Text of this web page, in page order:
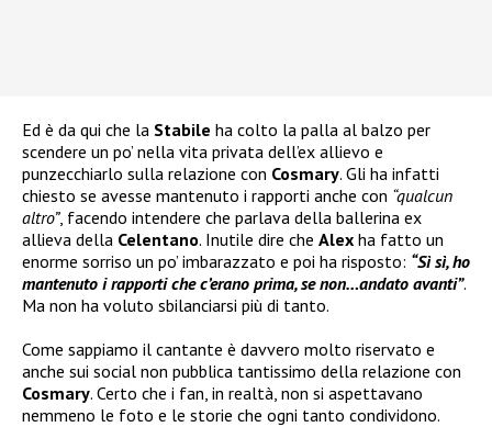
Ed è da qui che la Stabile ha colto la palla al balzo per
scendere un po’ nella vita privata dell’ex allievo e
punzecchiarlo sulla relazione con Cosmary. Gli ha infatti
chiesto se avesse mantenuto i rapporti anche con “qualcun
altro”, facendo intendere che parlava della ballerina ex
allieva della Celentano. Inutile dire che Alex ha fatto un
enorme sorriso un po’ imbarazzato e poi ha risposto: “Sì sì, ho
mantenuto i rapporti che c’erano prima, se non…andato avanti”.
Ma non ha voluto sbilanciarsi più di tanto.
Come sappiamo il cantante è davvero molto riservato e
anche sui social non pubblica tantissimo della relazione con
Cosmary. Certo che i fan, in realtà, non si aspettavano
nemmeno le foto e le storie che ogni tanto condividono.